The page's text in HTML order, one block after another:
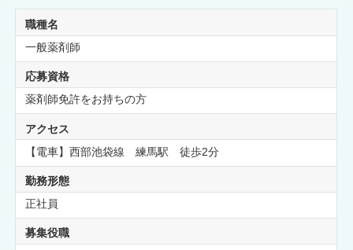
職種名
一般薬剤師
応募資格
薬剤師免許をお持ちの方
アクセス
【電車】西部池袋線 練馬駅 徒歩2分
勤務形態
正社員
募集役職